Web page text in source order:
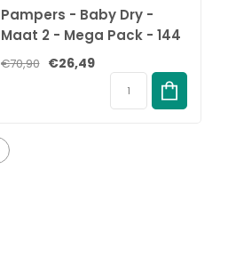
Pampers - Baby Dry -
Maat 2 - Mega Pack - 144
Stuks - 4-8 KG
€70,90 €26,49